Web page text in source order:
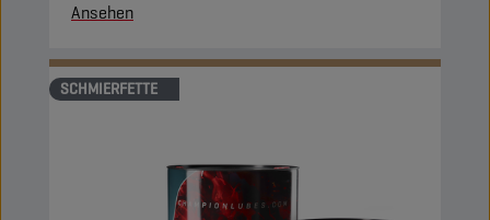
Ansehen
SCHMIERFETTE